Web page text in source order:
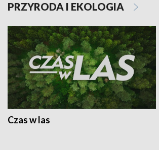
PRZYRODA I EKOLOGIA
Czas w las